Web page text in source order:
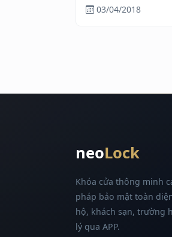
03/04/2018
neoLock
Khóa cửa thông minh
pháp bảo mật toàn
hộ, khách sạn, trường
lý qua APP.